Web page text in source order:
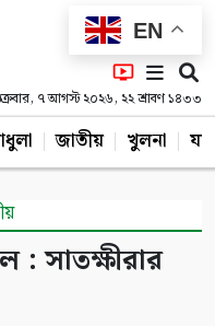
EN
৭ আগস্ট ২০২৬, ২২ শ্রাবণ ১৪৩৩
জাতীয় খুলনা
: সাতক্ষীরার